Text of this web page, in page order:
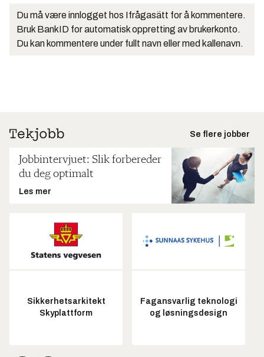
Du må være innlogget hos Ifrågasätt for å kommentere.
Bruk BankID for automatisk oppretting av brukerkonto.
Du kan kommentere under fullt navn eller med kallenavn.
Se flere jobber
Jobbintervjuet: Slik forbereder
du deg optimalt
Les mer
Sikkerhetsarkitekt
Skyplattform
Fagansvarlig teknologi
og løsningsdesign